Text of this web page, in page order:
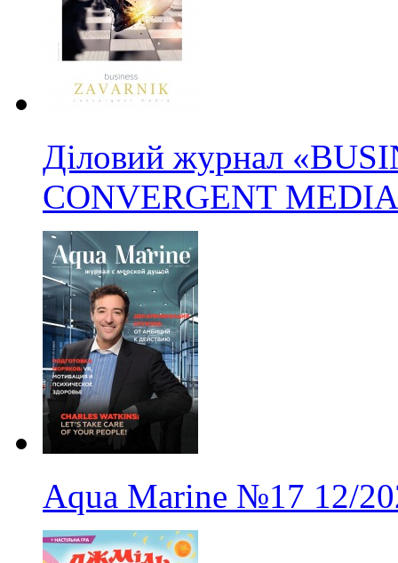
Діловий журнал
CONVERGENT MEDIA
Aqua Marine №17 12/